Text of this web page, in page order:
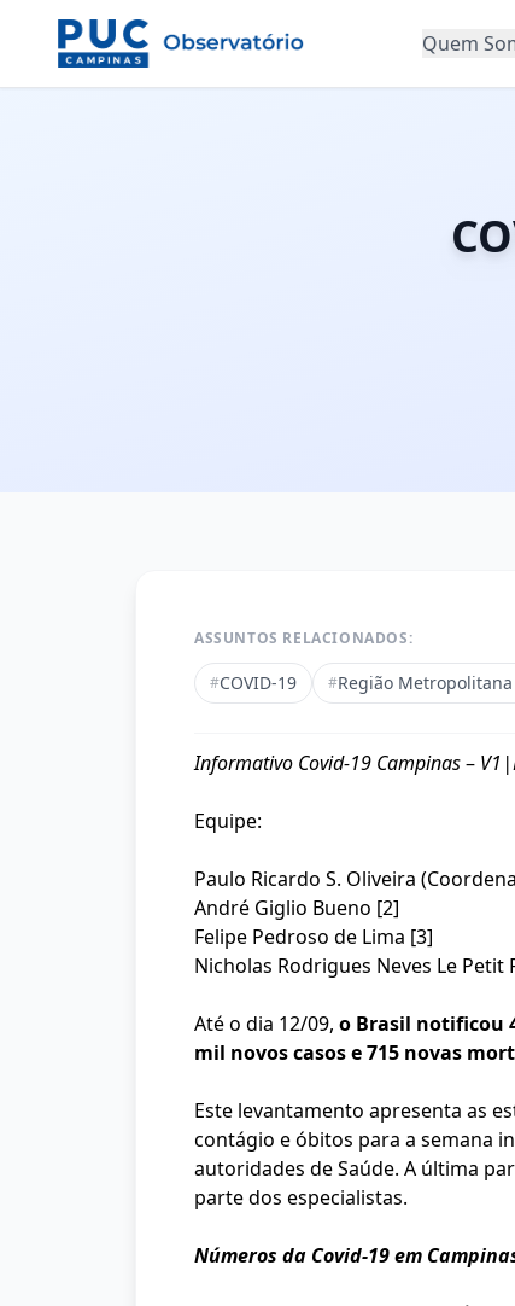
Quem
ASSUNTOS RELACIONADOS:
#COVID-19 #Região
Informativo Covid-19 Campinas–
Equipe:
Paulo Ricardo S. Oliveira
André Giglio Bueno [2]
Felipe Pedroso de Lima [3]
Nicholas Rodrigues Neves Le Petit
Até o dia 12/09, o Brasil notificou
mil novos casos e 715 novas
Este levantamento apresenta as
contágio e óbitos para a semana
autoridades de Saúde. A última
parte dos especialistas.
Números da Covid-19 em